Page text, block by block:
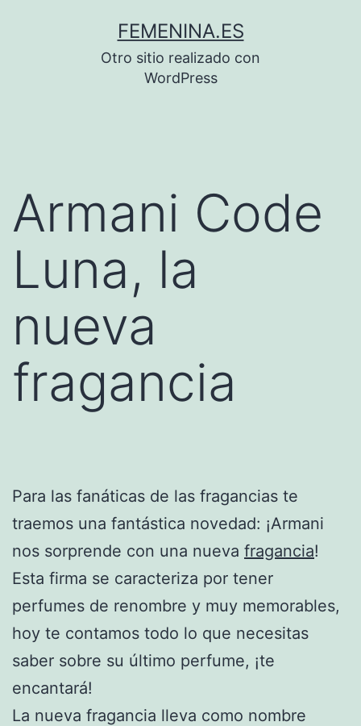
FEMENINA.ES
Otro sitio realizado con
WordPress
Armani Code
Luna, la
nueva
fragancia
Para las fanáticas de las fragancias te
traemos una fantástica novedad: ¡Armani
nos sorprende con una nueva fragancia!
Esta firma se caracteriza por tener
perfumes de renombre y muy memorables,
hoy te contamos todo lo que necesitas
saber sobre su último perfume, ¡te
encantará!
La nueva fragancia lleva como nombre